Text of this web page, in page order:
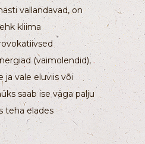
vallandavad, on
kliima
(vaimolendid),
ja vale eluviis või
saab ise väga palju
teha elades